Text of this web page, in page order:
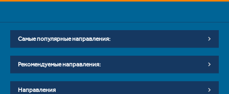
Самые популярные направления:
Рекомендуемые направления:
Направления